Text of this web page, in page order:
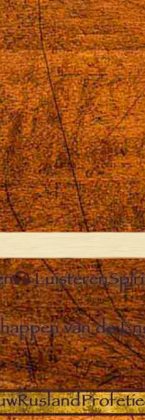
Luisteren
van de
Rusland